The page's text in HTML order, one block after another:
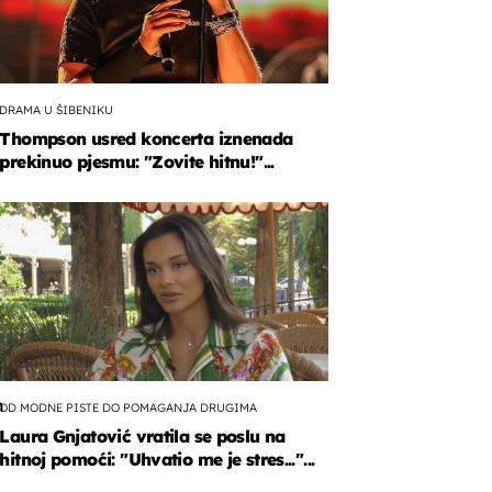
DRAMA U ŠIBENIKU
Thompson usred koncerta iznenada
prekinuo pjesmu: "Zovite hitnu!"...
OD MODNE PISTE DO POMAGANJA DRUGIMA
Laura Gnjatović vratila se poslu na
hitnoj pomoći: "Uhvatio me je stres..."...